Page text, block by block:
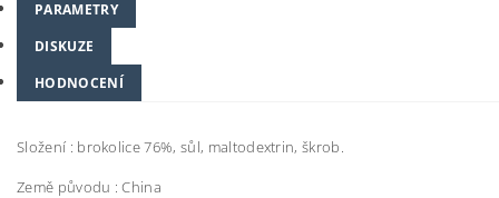
PARAMETRY
DISKUZE
HODNOCENÍ
Složení : brokolice 76%, sůl, maltodextrin, škrob.
Země původu : China